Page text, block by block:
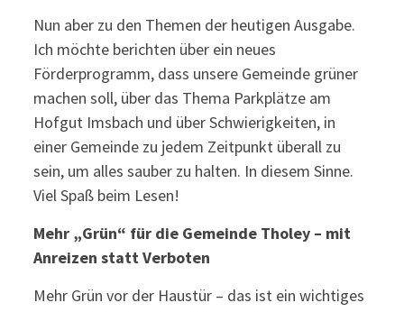
Nun aber zu den Themen der heutigen Ausgabe.
Ich möchte berichten über ein neues
Förderprogramm, dass unsere Gemeinde grüner
machen soll, über das Thema Parkplätze am
Hofgut Imsbach und über Schwierigkeiten, in
einer Gemeinde zu jedem Zeitpunkt überall zu
sein, um alles sauber zu halten. In diesem Sinne.
Viel Spaß beim Lesen!
Mehr „Grün“ für die Gemeinde Tholey – mit
Anreizen statt Verboten
Mehr Grün vor der Haustür – das ist ein wichtiges